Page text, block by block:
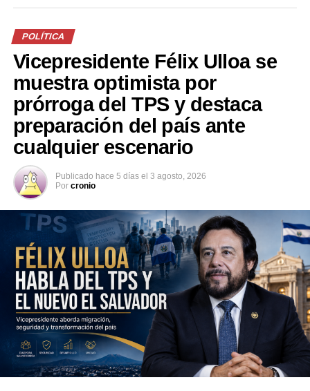
Por el lado colombiano, Restrepo destacó el intercambio
sobre estrategias contra la extorsión y las reformas al
sistema penal y penitenciario. “Conocimos de cerca la
experiencia salvadoreña frente a la extorsión […] un
aprendizaje valioso para fortalecer nuestra propia
estrategia de seguridad ciudadana”, escribió el
vicepresidente electo en su cuenta de X.
POLÍTICA
Vicepresidente Félix Ulloa se
muestra optimista por
prórroga del TPS y destaca
preparación del país ante
cualquier escenario
Publicado hace 5 días el 3 agosto, 2026
Por cronio